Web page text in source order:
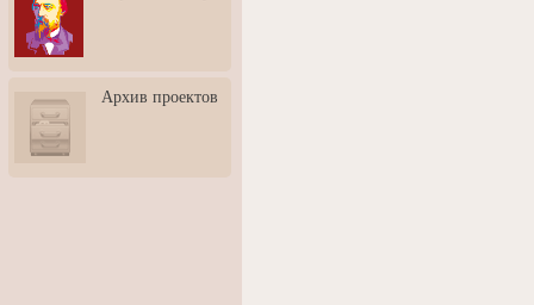
3: Обусловленности
человека и их влияние на
карьеру
скульптором Дмитрием
Тугариновым
АртБульвар в День города
Архив проектов